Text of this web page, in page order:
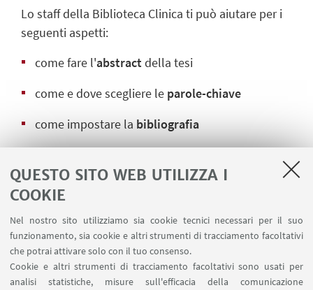
QUESTO SITO WEB UTILIZZA I
COOKIE
Nel nostro sito utilizziamo sia cookie tecnici necessari per il suo
funzionamento, sia cookie e altri strumenti di tracciamento facoltativi
che potrai attivare solo con il tuo consenso.
Cookie e altri strumenti di tracciamento facoltativi sono usati per
analisi statistiche, misure sull'efficacia della comunicazione
Lo staff della Biblioteca Clinica ti può aiutare per i
seguenti aspetti:
come fare l'abstractdella tesi
come e dove scegliere le parole-chiave
come impostare la bibliografia
scelta della licenza d'uso
Per autorizzare la pubblicazione online della tua
tesi dovraiconsegnare la declaratoriastampata,
firmata, scansionata e inviata insieme
alla scansione del tuo documento di identità a: